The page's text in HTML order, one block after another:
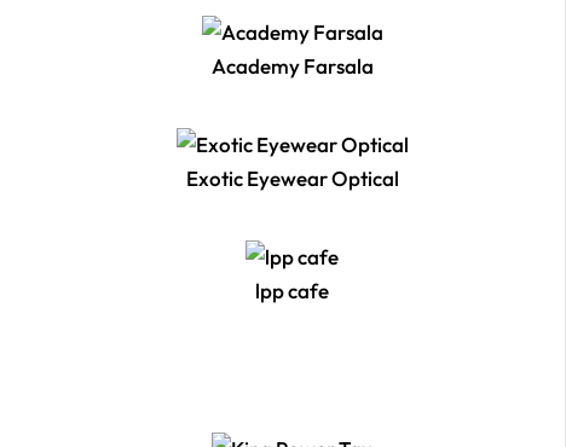
Academy Farsala
Exotic Eyewear Optical
lpp cafe